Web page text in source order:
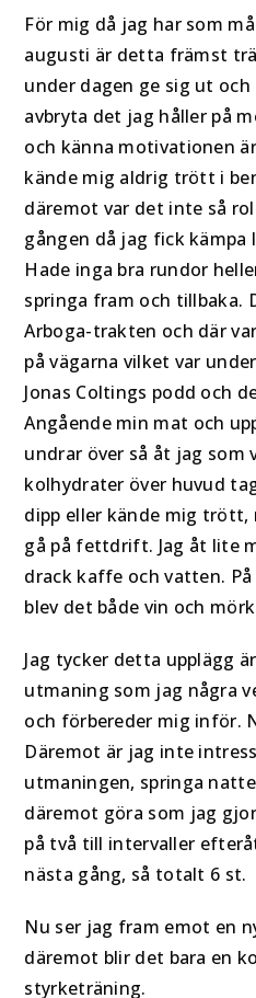
För mig då jag har som
augusti är detta främst
under dagen ge sig ut
avbryta det jag håller på
och känna motivationen
kände mig aldrig trött i
däremot var det inte så
gången då jag fick
Hade inga bra rundor
springa fram och tillbaka.
Arboga-trakten och där
på vägarna vilket var
Jonas Coltings podd och
Angående min mat och
undrar över så åt jag som
kolhydrater över huvud
dipp eller kände mig trött,
gå på fettdrift. Jag åt lite
drack kaffe och vatten.
blev det både vin och
Jag tycker detta upplägg
utmaning som jag några
och förbereder mig inför.
Däremot är jag inte
utmaningen, springa
däremot göra som jag
på två till intervaller
nästa gång, så totalt 6 st.
Nu ser jag fram emot en
däremot blir det bara en
styrketräning.